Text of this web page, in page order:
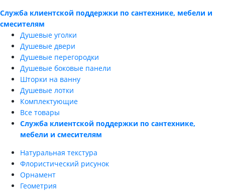
Служба клиентской поддержки по сантехнике, мебели и
смесителям
Душевые уголки
Душевые двери
Душевые перегородки
Душевые боковые панели
Шторки на ванну
Душевые лотки
Комплектующие
Все товары
Служба клиентской поддержки по сантехнике,
мебели и смесителям
Натуральная текстура
Флористический рисунок
Орнамент
Геометрия